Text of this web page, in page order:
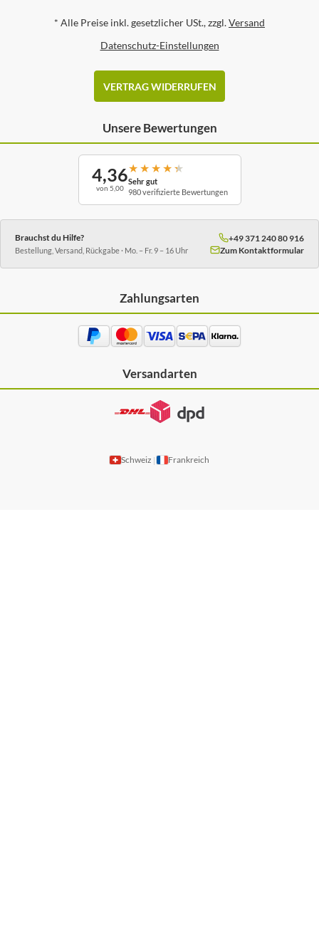
* Alle Preise inkl. gesetzlicher USt., zzgl.Versand
Datenschutz-Einstellungen
VERTRAG WIDERRUFEN
Unsere Bewertungen
4,36
von 5,00
★ ★ ★ ★ ★
Sehr gut
980 verifizierte Bewertungen
Brauchst du Hilfe?
Bestellung, Versand, Rückgabe · Mo. – Fr. 9 – 16 Uhr
+49 371 240 80 916
Zum Kontaktformular
Zahlungsarten
Versandarten
Schweiz | Frankreich